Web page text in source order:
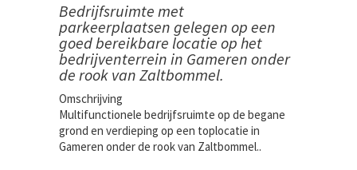
Bedrijfsruimte met
parkeerplaatsen gelegen op een
goed bereikbare locatie op het
bedrijventerrein in Gameren onder
de rook van Zaltbommel.
Omschrijving
Multifunctionele bedrijfsruimte op de begane
grond en verdieping op een toplocatie in
Gameren onder de rook van Zaltbommel..